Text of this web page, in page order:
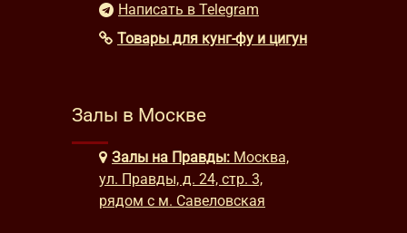
Написать в Telegram
Товары для кунг-фу и цигун
Залы в Москве
Залы на Правды: Москва,
ул. Правды, д. 24, стр. 3,
рядом с м. Савеловская